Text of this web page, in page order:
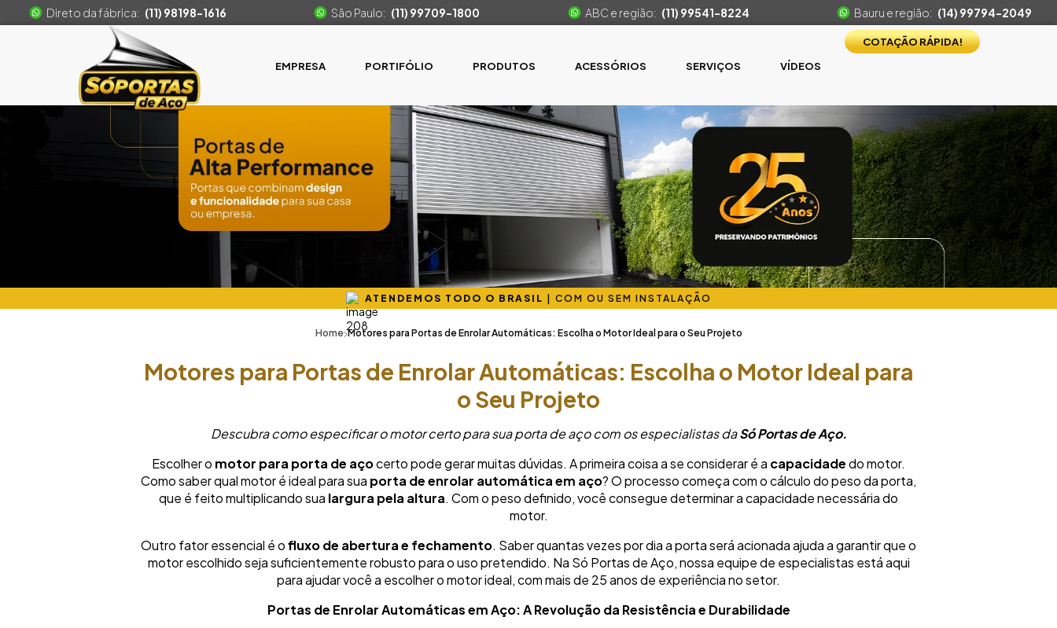
Direto da fábrica: (11) 98198-1616 São Paulo: (11) 99709-1800 ABC e região: (11) 99541-8224 Bauru e região: (14) 99794-2049
EMPRESA PORTIFÓLIO PRODUTOS ACESSÓRIOS SERVIÇOS VÍDEOS
COTAÇÃO RÁPIDA!
ATENDEMOS TODO O BRASIL COM OU SEM INSTALAÇÃO
Home Motores para Portas de Enrolar Automáticas: Escolha o Motor Ideal para o Seu Projeto
Motores para Portas de Enrolar Automáticas: Escolha o Motor Ideal para
o Seu Projeto
Descubra como especificar o motor certo para sua porta de aço com os especialistas daSó Portas de Aço.
Escolher o motor para porta de açocerto pode gerar muitas dúvidas. A primeira coisa a se considerar é a capacidadedo motor.
Como saber qual motor é ideal para sua porta de enrolar automática em aço? O processo começa com o cálculo do peso da porta,
que é feito multiplicando sua largura pela altura. Com o peso definido, você consegue determinar a capacidade necessária do
motor.
Outro fator essencial é ofluxo de abertura e fechamento. Saber quantas vezes por dia a porta será acionada ajuda a garantir que o
motor escolhido seja suficientemente robusto para o uso pretendido. Na Só Portas de Aço, nossa equipe de especialistas está aqui
para ajudar você a escolher o motor ideal, com mais de 25 anos de experiência no setor.
Portas de Enrolar Automáticas em Aço: A Revolução da Resistência e Durabilidade